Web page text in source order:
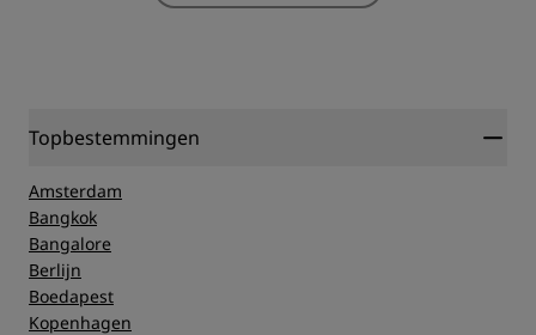
Topbestemmingen
Amsterdam
Bangkok
Bangalore
Berlijn
Boedapest
Kopenhagen